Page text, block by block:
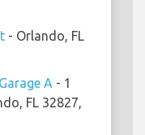
- Orlando, FL
A - 1
FL 32827,